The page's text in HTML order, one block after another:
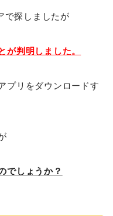
で探しましたが
が判明しました。
プリをダウンロードす
でしょうか？